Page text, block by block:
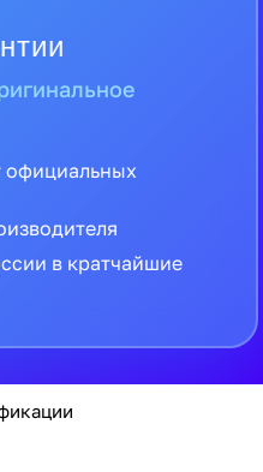
официальных
в кратчайшие